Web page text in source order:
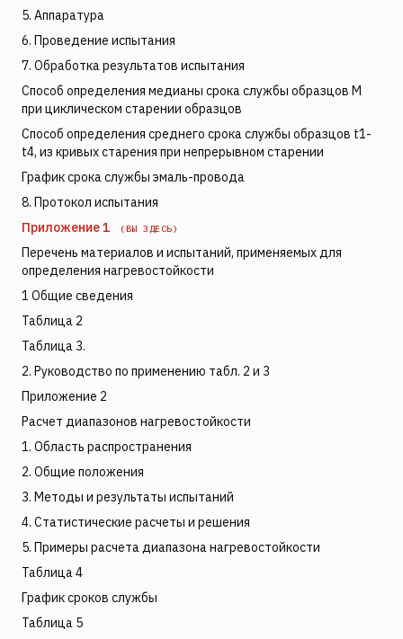
5. Аппаратура
6. Проведение испытания
7. Обработка результатов испытания
Способ определения медианы срока службы образцов М
при циклическом старении образцов
Способ определения среднего срока службы образцов t1-
t4, из кривых старения при непрерывном старении
График срока службы эмаль-провода
8. Протокол испытания
Приложение 1
(ВЫ ЗДЕСЬ)
Перечень материалов и испытаний, применяемых для
определения нагревостойкости
1 Общие сведения
Таблица 2
Таблица 3.
2. Руководство по применению табл. 2 и 3
Приложение 2
Расчет диапазонов нагревостойкости
1. Область распространения
2. Общие положения
3. Методы и результаты испытаний
4. Статистические расчеты и решения
5. Примеры расчета диапазона нагревостойкости
Таблица 4
График сроков службы
Таблица 5